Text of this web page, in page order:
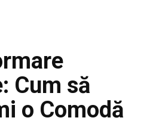
Cum să
o Comodă